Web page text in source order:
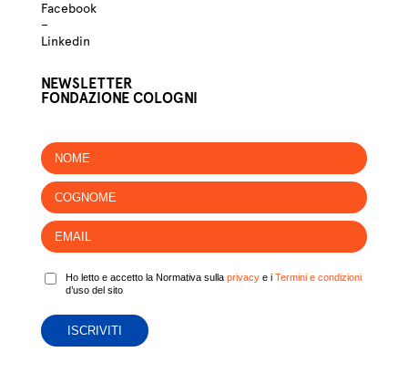
Facebook
–
Linkedin
NEWSLETTER
FONDAZIONE COLOGNI
Ho letto e accetto la Normativa sulla privacye i Termini e condizioni
d’uso del sito